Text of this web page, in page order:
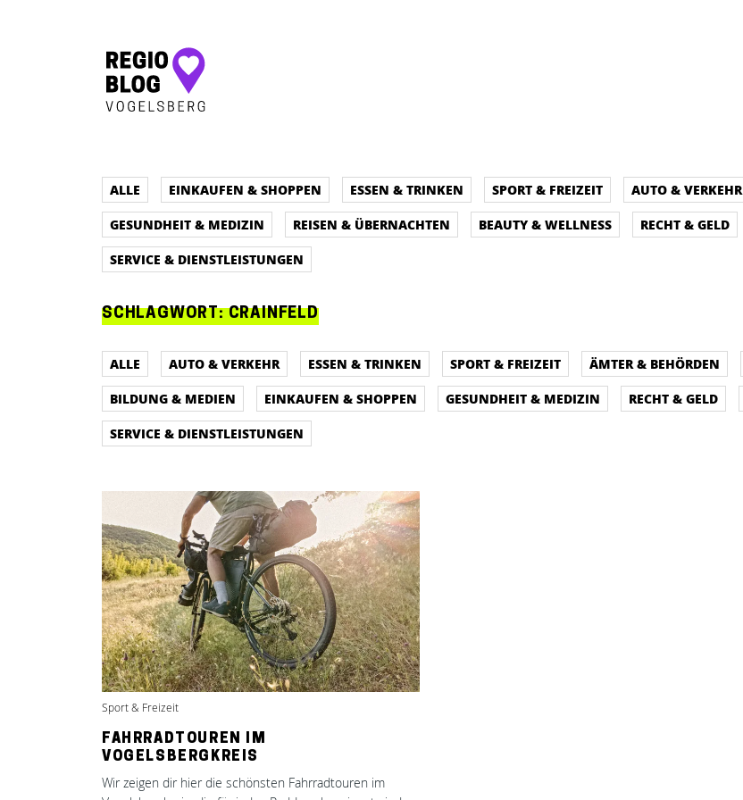
Hauptnavigation
ALLE EINKAUFEN & SHOPPEN ESSEN & TRINKEN SPORT & FREIZEIT AUTO & VERKEHR
GESUNDHEIT & MEDIZIN
REISEN & ÜBERNACHTEN BEAUTY & WELLNESS RECHT & GELD
SERVICE & DIENSTLEISTUNGEN
SCHLAGWORT:CRAINFELD
ALLE AUTO & VERKEHR ESSEN & TRINKEN SPORT & FREIZEIT ÄMTER & BEHÖRDEN
BILDUNG & MEDIEN
EINKAUFEN & SHOPPEN GESUNDHEIT & MEDIZIN RECHT & GELD
SERVICE & DIENSTLEISTUNGEN
Sport & Freizeit
FAHRRADTOUREN IM
VOGELSBERGKREIS
Wir zeigen dir hier die schönsten Fahrradtouren im